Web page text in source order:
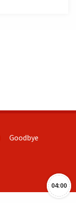
04:00
Goodbye